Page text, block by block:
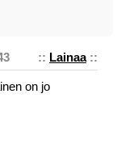
:: Lainaa::
on jo